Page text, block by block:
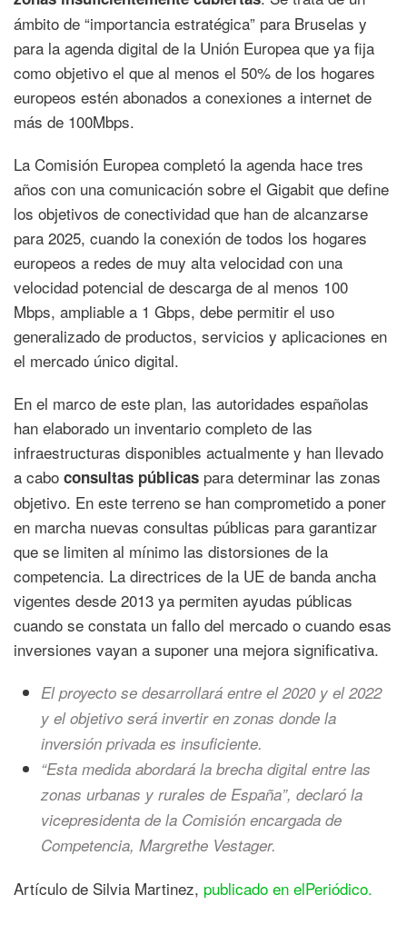
ámbito de “importancia estratégica” para Bruselas y
para la agenda digital de la Unión Europea que ya fija
como objetivo el que al menos el 50% de los hogares
europeos estén abonados a conexiones a internet de
más de 100Mbps.
La Comisión Europea completó la agenda hace tres
años con una comunicación sobre el Gigabit que define
los objetivos de conectividad que han de alcanzarse
para 2025, cuando la conexión de todos los hogares
europeos a redes de muy alta velocidad con una
velocidad potencial de descarga de al menos 100
Mbps, ampliable a 1 Gbps, debe permitir el uso
generalizado de productos, servicios y aplicaciones en
el mercado único digital.
En el marco de este plan, las autoridades españolas
han elaborado un inventario completo de las
infraestructuras disponibles actualmente y han llevado
a cabo consultas públicas para determinar las zonas
objetivo. En este terreno se han comprometido a poner
en marcha nuevas consultas públicas para garantizar
que se limiten al mínimo las distorsiones de la
competencia. La directrices de la UE de banda ancha
vigentes desde 2013 ya permiten ayudas públicas
cuando se constata un fallo del mercado o cuando esas
inversiones vayan a suponer una mejora significativa.
El proyecto se desarrollará entre el 2020 y el 2022
y el objetivo será invertir en zonas donde la
inversión privada es insuficiente.
“Esta medida abordará la brecha digital entre las
zonas urbanas y rurales de España”, declaró la
vicepresidenta de la Comisión encargada de
Competencia, Margrethe Vestager.
Artículo de Silvia Martinez, publicado en elPeriódico.